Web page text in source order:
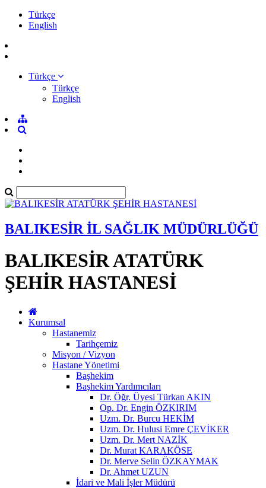
Türkçe
English
Türkçe
Türkçe
English
BALIKESİR İL SAĞLIK MÜDÜRLÜĞÜ
BALIKESİR ATATÜRK
ŞEHİR HASTANESİ
Kurumsal
Hastanemiz
Tarihçemiz
Misyon / Vizyon
Hastane Yönetimi
Başhekim
Başhekim Yardımcıları
Dr. Öğr. Üyesi Türkan AKIN
Op. Dr. Engin ÖZKIRIM
Uzm. Dr. Burcu HEKİM
Uzm. Dr. Hulusi Emre ÇEVİKER
Uzm. Dr. Mert NAZİK
Dr. Murat KARAKÖSE
Dr. Merve Selin ÖZKAYMAK
Dr. Ahmet UZUN
İdari ve Mali İşler Müdürü